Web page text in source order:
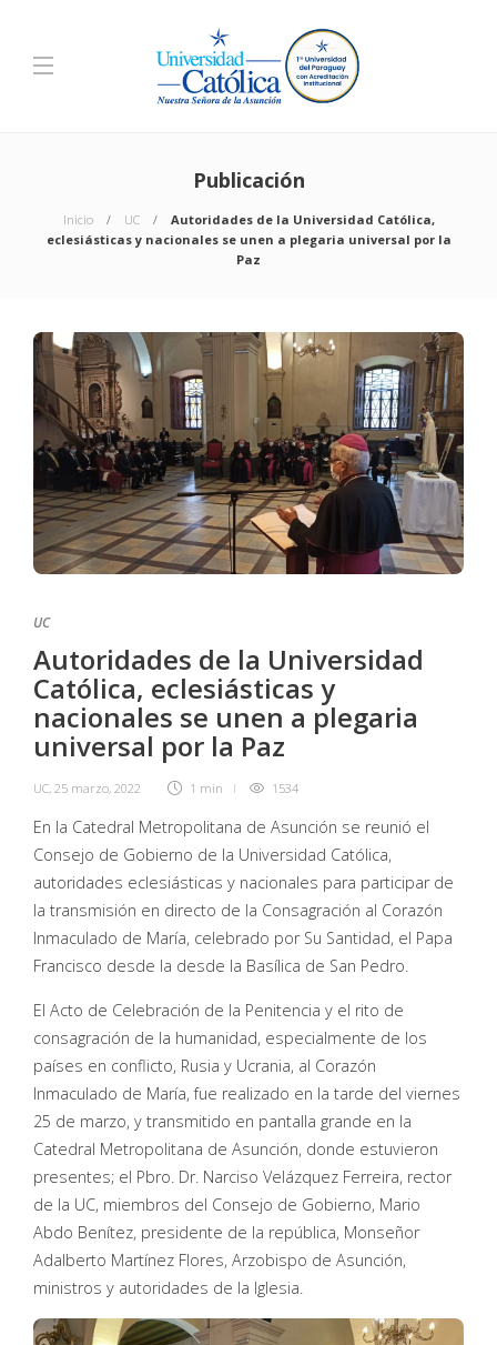
Publicación
Inicio UC
Autoridades de la Universidad Católica,
eclesiásticas y nacionales se unen a plegaria universal por la
Paz
UC
Autoridades de la Universidad
Católica, eclesiásticas y
nacionales se unen a plegaria
universal por la Paz
UC, 25 marzo, 2022 1 min 1534
En la Catedral Metropolitana de Asunción se reunió el
Consejo de Gobierno de la Universidad Católica,
autoridades eclesiásticas y nacionales para participar de
la transmisión en directo de la Consagración al Corazón
Inmaculado de María, celebrado por Su Santidad, el Papa
Francisco desde la desde la Basílica de San Pedro.
El Acto de Celebración de la Penitencia y el rito de
consagración de la humanidad, especialmente de los
países en conflicto, Rusia y Ucrania, al Corazón
Inmaculado de María, fue realizado en la tarde del viernes
25 de marzo, y transmitido en pantalla grande en la
Catedral Metropolitana de Asunción, donde estuvieron
presentes; el Pbro. Dr. Narciso Velázquez Ferreira, rector
de la UC, miembros del Consejo de Gobierno, Mario
Abdo Benítez, presidente de la república, Monseñor
Adalberto Martínez Flores, Arzobispo de Asunción,
ministros y autoridades de la Iglesia.